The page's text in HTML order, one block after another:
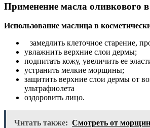
Применение масла оливкового
Использование маслица в
замедлить клеточное старение,
увлажнить верхние слои дермы;
подпитать кожу, увеличить ее
устранить мелкие морщины;
защитить верхние слои дермы от
ультрафиолета
оздоровить лицо.
Читать также: Смотреть от морщин